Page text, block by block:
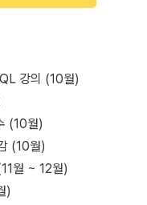
강의 (10월)
(10월)
(10월)
월 ~ 12월)
)